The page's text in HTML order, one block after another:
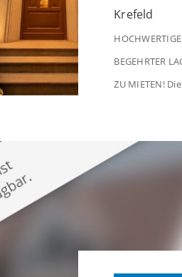
Krefeld
BEGEHRTER
ZU MIETEN!
in begehrter